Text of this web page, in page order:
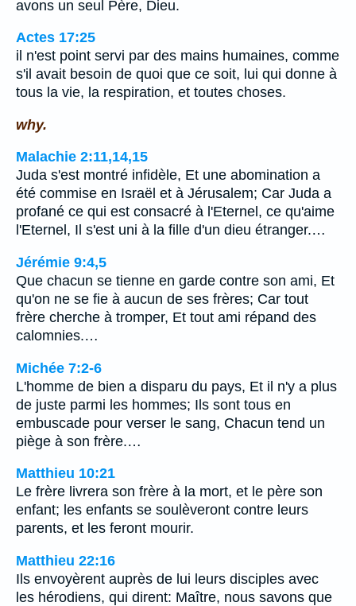
avons un seul Père, Dieu.
Actes 17:25
il n'est point servi par des mains humaines, comme
s'il avait besoin de quoi que ce soit, lui qui donne à
tous la vie, la respiration, et toutes choses.
why.
Malachie 2:11,14,15
Juda s'est montré infidèle, Et une abomination a
été commise en Israël et à Jérusalem; Car Juda a
profané ce qui est consacré à l'Eternel, ce qu'aime
l'Eternel, Il s'est uni à la fille d'un dieu étranger.…
Jérémie 9:4,5
Que chacun se tienne en garde contre son ami, Et
qu'on ne se fie à aucun de ses frères; Car tout
frère cherche à tromper, Et tout ami répand des
calomnies.…
Michée 7:2-6
L'homme de bien a disparu du pays, Et il n'y a plus
de juste parmi les hommes; Ils sont tous en
embuscade pour verser le sang, Chacun tend un
piège à son frère.…
Matthieu 10:21
Le frère livrera son frère à la mort, et le père son
enfant; les enfants se soulèveront contre leurs
parents, et les feront mourir.
Matthieu 22:16
Ils envoyèrent auprès de lui leurs disciples avec
les hérodiens, qui dirent: Maître, nous savons que